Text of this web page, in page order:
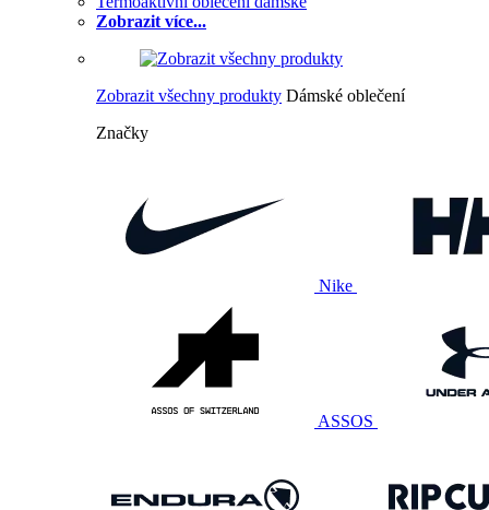
Zobrazit více...
Zobrazit všechny produkty Dámské oblečení
Značky
Nike
ASSOS